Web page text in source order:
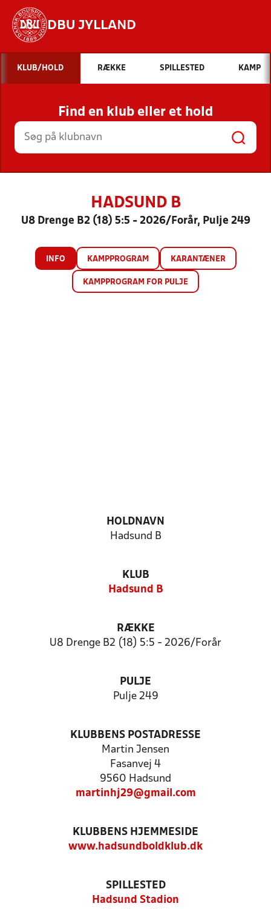
DBU JYLLAND
Hvad vil du søge efter?
INDHOLD OG NYHEDER
STILLINGER, RESULTATER, KLUBBER OG
HOLD
KLUB/HOLD RÆKKE SPILLESTED KAMP
Find en klub eller et hold
HADSUND B
U8 Drenge B2 (18) 5:5 - 2026/Forår, Pulje 249
INFO KAMPPROGRAM KARANTÆNER
KAMPPROGRAM FOR PULJE
HOLDNAVN
Hadsund B
KLUB
Hadsund B
RÆKKE
U8 Drenge B2 (18) 5:5 - 2026/Forår
PULJE
Pulje 249
KLUBBENS POSTADRESSE
Martin Jensen
Fasanvej 4
9560 Hadsund
martinhj29@gmail.com
KLUBBENS HJEMMESIDE
www.hadsundboldklub.dk
SPILLESTED
Hadsund Stadion